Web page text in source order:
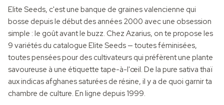
Elite Seeds, c'est une banque de graines valencienne qui
bosse depuis le début des années 2000 avec une obsession
simple : le goût avant le buzz. Chez Azarius, on te propose les
9 variétés du catalogue Elite Seeds — toutes féminisées,
toutes pensées pour des cultivateurs qui préfèrent une plante
savoureuse à une étiquette tape-à-l'œil. De la pure sativa thaï
aux indicas afghanes saturées de résine, il y a de quoi garnir ta
chambre de culture. En ligne depuis 1999.